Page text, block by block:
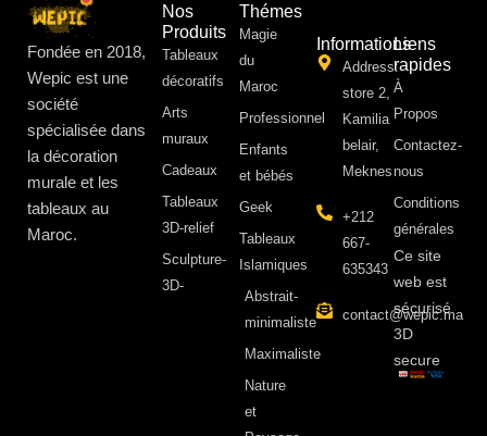
Fondée en 2018,
Wepic est une
société
spécialisée dans
la décoration
murale et les
tableaux au
Maroc.
Nos
Produits
Tableaux
décoratifs
Arts
muraux
Cadeaux
Tableaux
3D-relief
Sculpture-
3D-
Thémes
Magie
du
Maroc
Professionnel
Enfants
et bébés
Geek
Tableaux
Islamiques
Abstrait-
minimaliste
Maximaliste
Nature
et
Informations
Address:
store 2,
Kamilia
belair,
Meknes
+212
667-
635343
contact@wepic.ma
Liens
rapides
À
Propos ​
Contactez-
nous
Conditions
générales
Ce site
web est
sécurisé
3D
secure